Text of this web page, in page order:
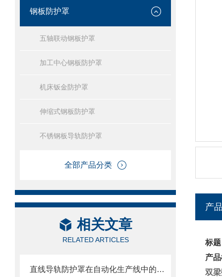
钢板防护罩
五轴联动钢板护罩
加工中心钢板防护罩
机床钣金防护罩
伸缩式钢板防护罩
不锈钢板导轨防护罩
全部产品分类
相关文章
RELATED ARTICLES
直线导轨防护罩在自动化生产线中的作用
产
标
产
双